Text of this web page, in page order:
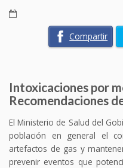
Compartir
Intoxicaciones por
Recomendaciones
El Ministerio de Salud del
población en general el
artefactos de gas y
prevenir eventos que